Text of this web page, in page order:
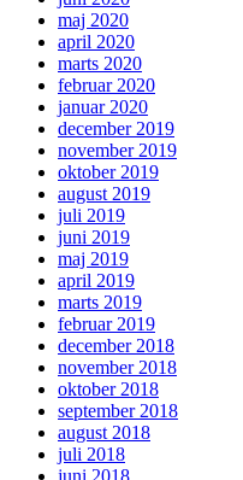
maj 2020
april 2020
marts 2020
februar 2020
januar 2020
december 2019
november 2019
oktober 2019
august 2019
juli 2019
juni 2019
maj 2019
april 2019
marts 2019
februar 2019
december 2018
november 2018
oktober 2018
september 2018
august 2018
juli 2018